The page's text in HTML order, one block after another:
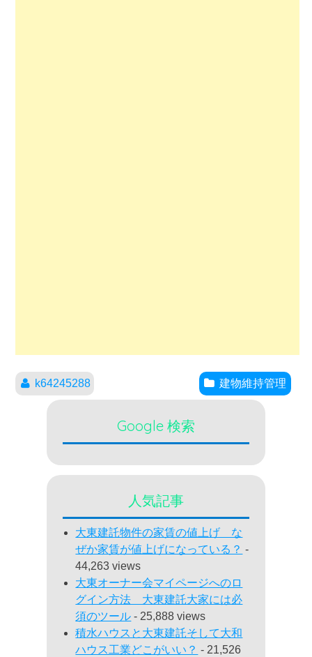
k64245288 建物維持管理
Google 検索
人気記事
大東建託物件の家賃の値上げ な
ぜか家賃が値上げになっている？ -
44,263 views
大東オーナー会マイページへのロ
グイン方法 大東建託大家には必
須のツール - 25,888 views
積水ハウスと大東建託そして大和
ハウス工業どこがいい？ - 21,526